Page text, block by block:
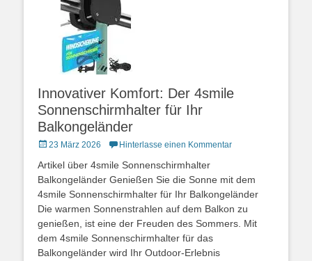
Innovativer Komfort: Der 4smile
Sonnenschirmhalter für Ihr
Balkongeländer
Posted
23 März 2026 Hinterlasse einen Kommentar
Artikel über 4smile Sonnenschirmhalter
Balkongeländer Genießen Sie die Sonne mit dem
4smile Sonnenschirmhalter für Ihr Balkongeländer
Die warmen Sonnenstrahlen auf dem Balkon zu
genießen, ist eine der Freuden des Sommers. Mit
dem 4smile Sonnenschirmhalter für das
Balkongeländer wird Ihr Outdoor-Erlebnis